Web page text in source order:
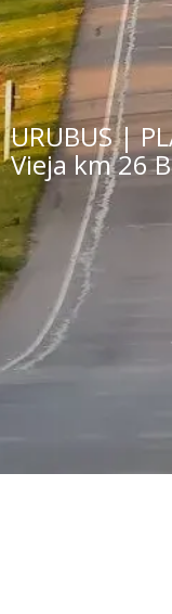
URUBUS |
Vieja km 26